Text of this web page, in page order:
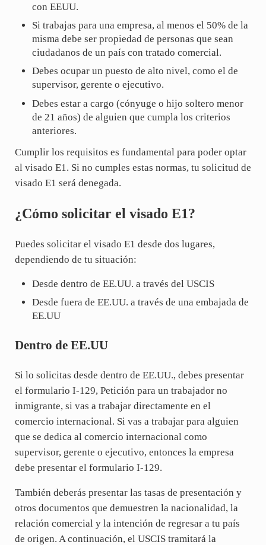
con EEUU.
Si trabajas para una empresa, al menos el 50% de la
misma debe ser propiedad de personas que sean
ciudadanos de un país con tratado comercial.
Debes ocupar un puesto de alto nivel, como el de
supervisor, gerente o ejecutivo.
Debes estar a cargo (cónyuge o hijo soltero menor
de 21 años) de alguien que cumpla los criterios
anteriores.
Cumplir los requisitos es fundamental para poder optar
al visado E1. Si no cumples estas normas, tu solicitud de
visado E1 será denegada.
¿Cómo solicitar el visado E1?
Puedes solicitar el visado E1 desde dos lugares,
dependiendo de tu situación:
Desde dentro de EE.UU. a través del USCIS
Desde fuera de EE.UU. a través de una embajada de
EE.UU
Dentro de EE.UU
Si lo solicitas desde dentro de EE.UU., debes presentar
el formulario I-129, Petición para un trabajador no
inmigrante, si vas a trabajar directamente en el
comercio internacional. Si vas a trabajar para alguien
que se dedica al comercio internacional como
supervisor, gerente o ejecutivo, entonces la empresa
debe presentar el formulario I-129.
También deberás presentar las tasas de presentación y
otros documentos que demuestren la nacionalidad, la
relación comercial y la intención de regresar a tu país
de origen. A continuación, el USCIS tramitará la